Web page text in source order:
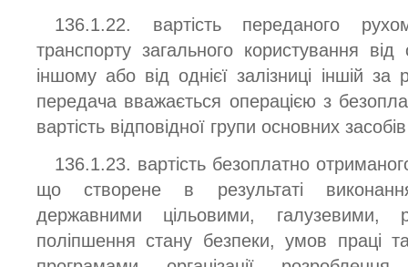
136.1.22. вартість переданого
транспорту загального користування від
іншому або від однієї залізниці іншій за
передача вважається операцією з
вартість відповідної групи основних
136.1.23. вартість безоплатно
що створене в результаті
державними цільовими, галузевими,
поліпшення стану безпеки, умов праці